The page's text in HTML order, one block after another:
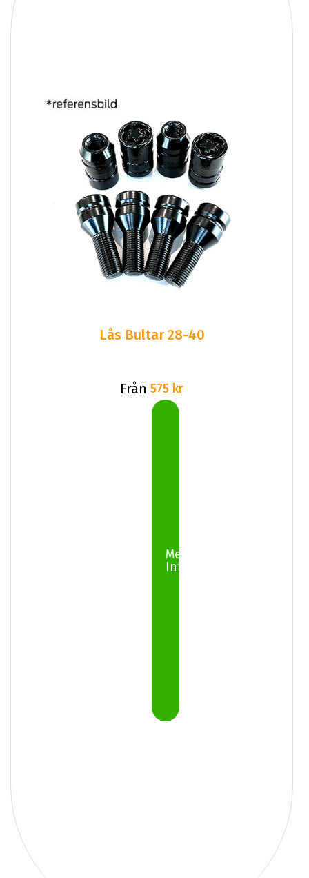
Lås Bultar 28-40
Från 575 kr
Mer
Info